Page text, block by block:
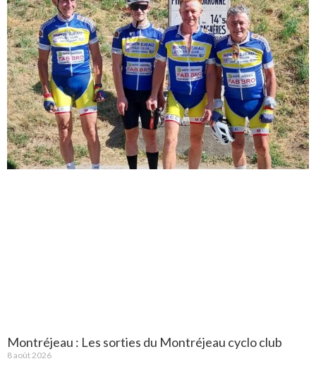
Montréjeau : Les sorties du Montréjeau cyclo club
8 août 2026